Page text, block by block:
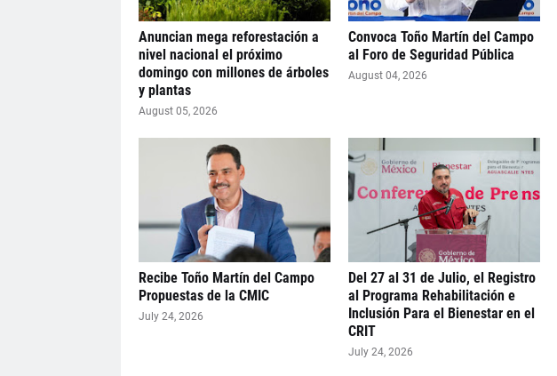
Anuncian mega reforestación a
nivel nacional el próximo
domingo con millones de árboles
y plantas
August 05, 2026
Convoca Toño Martín del Campo
al Foro de Seguridad Pública
August 04, 2026
Recibe Toño Martín del Campo
Propuestas de la CMIC
July 24, 2026
Del 27 al 31 de Julio, el Registro
al Programa Rehabilitación e
Inclusión Para el Bienestar en el
CRIT
July 24, 2026